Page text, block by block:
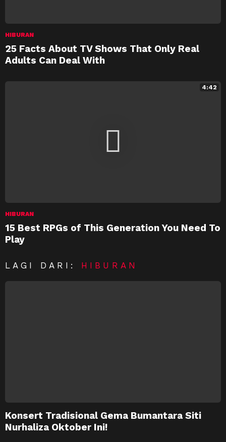
HIBURAN
25 Facts About TV Shows That Only Real
Adults Can Deal With
4:42
HIBURAN
15 Best RPGs of This Generation You Need To
Play
LAGI DARI: HIBURAN
Konsert Tradisional Gema Bumantara Siti
Nurhaliza Oktober Ini!